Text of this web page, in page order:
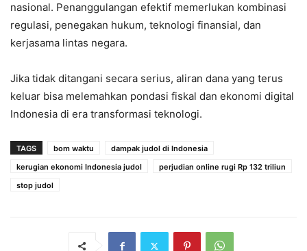
nasional. Penanggulangan efektif memerlukan kombinasi
regulasi, penegakan hukum, teknologi finansial, dan
kerjasama lintas negara.
Jika tidak ditangani secara serius, aliran dana yang terus
keluar bisa melemahkan pondasi fiskal dan ekonomi digital
Indonesia di era transformasi teknologi.
TAGS bom waktu
dampak judol di Indonesia
kerugian ekonomi Indonesia judol
perjudian online rugi Rp 132 triliun
stop judol